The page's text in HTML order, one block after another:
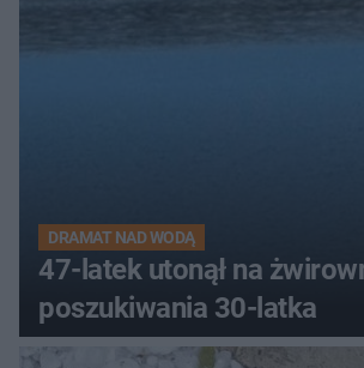
DRAMAT NAD WODĄ
47-latek utonął na
poszukiwania 30-latka